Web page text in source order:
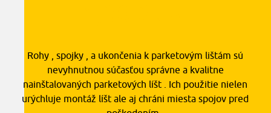
Rohy , spojky , a ukončenia k parketovým lištám sú
nevyhnutnou súčasťou správne a kvalitne
nainštalovaných parketových líšt . Ich použitie nielen
urýchluje montáž líšt ale aj chráni miesta spojov pred